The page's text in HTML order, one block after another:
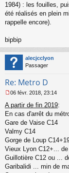
1984) : les fouilles,
été réalisés en plein
rappelle encore).
bipbip
alecjcclyon
Passager
Re: Metro D
e
s
g
e
n
o
06 févr. 2018, 23:14
A partir de fin 2019:
En cas d'arrêt du
Gare de Vaise C14
Valmy C14
Gorge de Loup
Vieux Lyon C12+...
Guillotière C12 ou ...
Garibalidi ... min de